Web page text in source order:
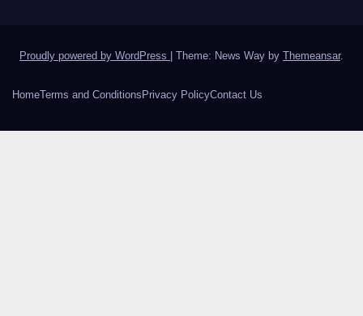
Proudly powered by WordPress | Theme: News Way by Themeansar.
HomeTerms and Conditions Privacy PolicyContact Us